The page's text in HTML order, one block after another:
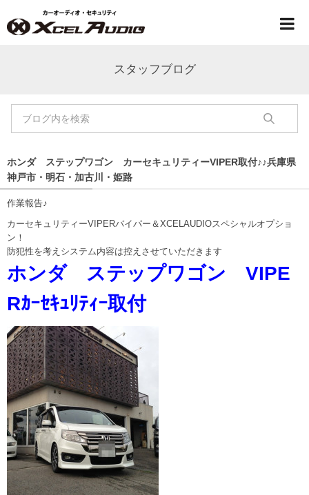
スタッフブログ
ホンダ ステップワゴン カーセキュリティーVIPER取付♪♪兵庫県
神戸市・明石・加古川・姫路
作業報告♪
カーセキュリティーVIPERバイパー＆XCELAUDIOスペシャルオプショ
ン！
防犯性を考えシステム内容は控えさせていただきます
ホンダ ステップワゴン VIPE
Rｶｰｾｷｭﾘﾃｨｰ取付